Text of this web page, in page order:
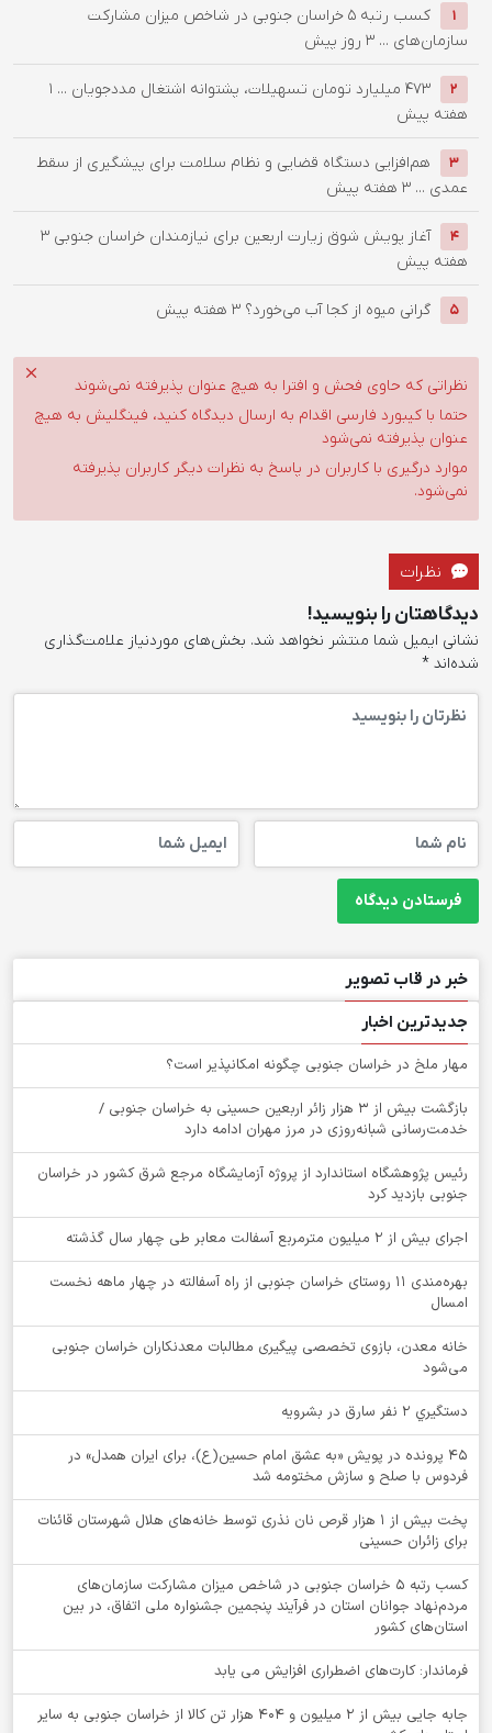
1
کسب رتبه ۵ خراسان جنوبی در شاخص میزان مشارکت
سازمان‌های ... 3 روز پیش
2 ۴۷۳ میلیارد تومان تسهیلات، پشتوانه اشتغال مددجویان ...
1
هفته پیش
3
هم‌افزایی دستگاه قضایی و نظام سلامت برای پیشگیری از سقط
عمدی ... 3 هفته پیش
4 آغاز پویش شوق زیارت اربعین برای نیازمندان خراسان جنوبی 3
هفته پیش
5 گرانی میوه از کجا آب می‌خورد؟ 3 هفته پیش
نظراتی که حاوی فحش و افترا به هیچ عنوان پذیرفته نمی‌شوند
حتما با کیبورد فارسی اقدام به ارسال دیدگاه کنید، فینگلیش به هیچ
عنوان پذیرفته نمی‌شود
موارد درگیری با کاربران در پاسخ به نظرات دیگر کاربران پذیرفته
نمی‌شود.
نظرات
دیدگاهتان را بنویسید!
نشانی ایمیل شما منتشر نخواهد شد. بخش‌های موردنیاز علامت‌گذاری
شده‌اند *
خبر در قاب تصویر
جدیدترین اخبار
‌مهار ملخ در خراسان جنوبی چگونه امکانپذیر است؟
بازگشت بیش از ۳ هزار زائر اربعین حسینی به خراسان جنوبی /
خدمت‌رسانی شبانه‌روزی در مرز مهران ادامه دارد
رئیس پژوهشگاه استاندارد از پروژه آزمایشگاه مرجع شرق کشور در خراسان
جنوبی بازدید کرد
اجرای بیش از ۲ میلیون مترمربع آسفالت معابر طی چهار سال گذشته
بهره‌مندی ۱۱ روستای خراسان جنوبی از راه آسفالته در چهار ماهه نخست
امسال
خانه معدن، بازوی تخصصی پیگیری مطالبات معدنکاران خراسان جنوبی
می‌شود
دستگيري 2 نفر سارق در بشرويه
۴۵ پرونده در پویش «به عشق امام حسین(ع)، برای ایران همدل» در
فردوس با صلح و سازش مختومه شد
پخت بیش از 1 هزار قرص نان نذری توسط خانه‌های هلال شهرستان قائنات
برای زائران حسینی
کسب رتبه ۵ خراسان جنوبی در شاخص میزان مشارکت سازمان‌های
مردم‌نهاد جوانان استان در فرآیند پنجمین جشنواره ملی اتفاق، در بین
استان‌های کشور
فرماندار: کارت‌های اضطراری افزایش می یابد
جابه جایی بیش از 2 میلیون و 404 هزار تن کالا از خراسان جنوبی به سایر